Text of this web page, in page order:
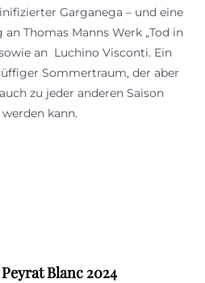
Garganega – und eine
Thomas Manns Werk „Tod in
an Luchino Visconti. Ein
Sommertraum, der aber
zu jeder anderen Saison
kann.
Blanc 2024